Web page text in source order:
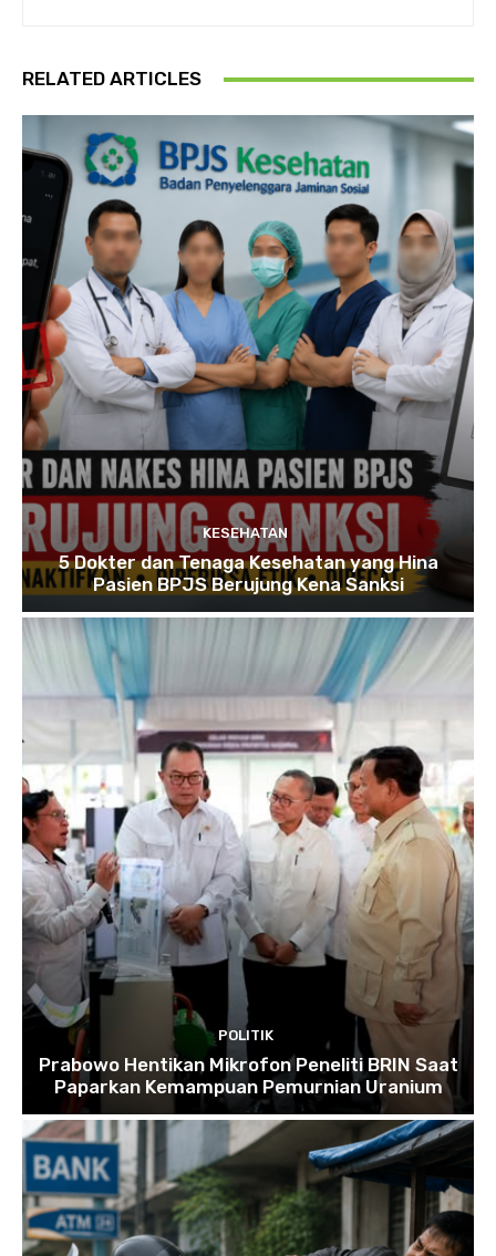
RELATED ARTICLES
KESEHATAN
5 Dokter dan Tenaga Kesehatan yang Hina
Pasien BPJS Berujung Kena Sanksi
POLITIK
Prabowo Hentikan Mikrofon Peneliti BRIN Saat
Paparkan Kemampuan Pemurnian Uranium